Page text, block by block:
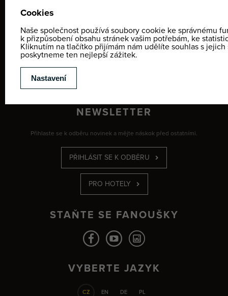
Lyžařská a snb škola
Půjčovna
Dětské parky
NEWSLETTER
Přihlaste se k odběru novinek a mějte náskok před ostatními.
PŘIHLÁSIT SE K ODBĚRU
PRO HOTELY
STAŇTE SE FANOUŠKY
VYBERTE JAZYK
CZ EN DE PL